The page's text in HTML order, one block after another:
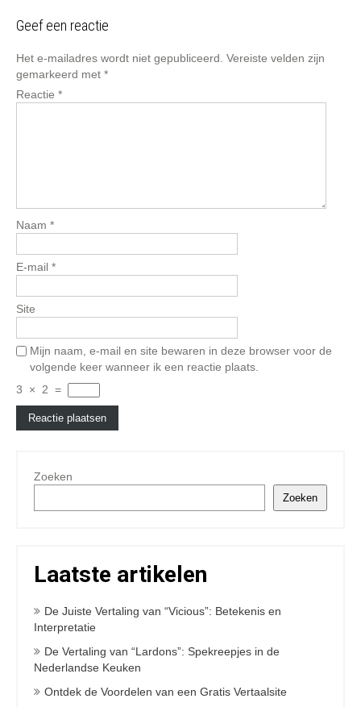
Geef een reactie
Het e-mailadres wordt niet gepubliceerd. Vereiste velden zijn
gemarkeerd met *
Reactie *
Naam *
E-mail *
Site
Mijn naam, e-mail en site bewaren in deze browser voor de
volgende keer wanneer ik een reactie plaats.
3
× 2 =
Zoeken
Zoeken
Laatste artikelen
De Juiste Vertaling van “Vicious”: Betekenis en
Interpretatie
De Vertaling van “Lardons”: Spekreepjes in de
Nederlandse Keuken
Ontdek de Voordelen van een Gratis Vertaalsite